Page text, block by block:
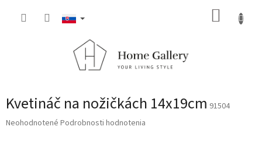
Kvetináč na nožičkách 14x19cm 91504
Priemerné
Neohodnotené Podrobnosti hodnotenia